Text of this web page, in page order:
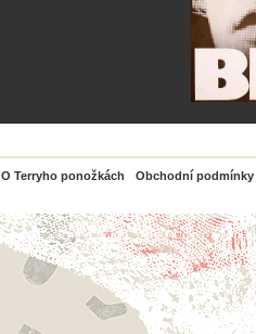
O Terryho ponožkách Obchodní podmínky
PayPal